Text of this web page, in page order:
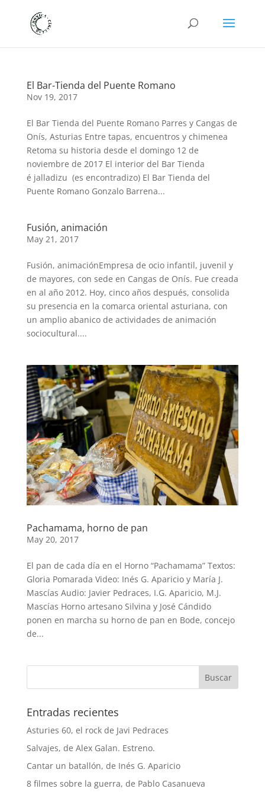
El Bar-Tienda del Puente Romano
Nov 19, 2017
El Bar Tienda del Puente Romano Parres y Cangas de
Onís, Asturias Entre tapas, encuentros y chimenea
Retoma su historia desde el domingo 12 de
noviembre de 2017 El interior del Bar Tienda
é jalladizu (es encontradizo) El Bar Tienda del
Puente Romano Gonzalo Barrena...
Fusión, animación
May 21, 2017
Fusión, animaciónEmpresa de ocio infantil, juvenil y
de mayores, con sede en Cangas de Onís. Fue creada
en al año 2012. Hoy, cinco años después, consolida
su presencia en la comarca oriental asturiana, con
un amplio abanico de actividades de animación
sociocultural....
Pachamama, horno de pan
May 20, 2017
El pan de cada día en el Horno “Pachamama” Textos:
Gloria Pomarada Video: Inés G. Aparicio y María J.
Mascías Audio: Javier Pedraces, I.G. Aparicio, M.J.
Mascías Horno artesano Silvina y José Cándido
ponen en marcha su horno de pan en Bode, concejo
de...
Entradas recientes
Asturies 60, el rock de Javi Pedraces
Salvajes, de Alex Galan. Estreno.
Cantar un batallón, de Inés G. Aparicio
8 filmes sobre la guerra, de Pablo Casanueva